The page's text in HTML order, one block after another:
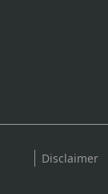
Disclaimer